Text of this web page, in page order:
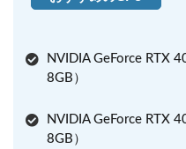
NVIDIA GeForce RTX
8GB）
NVIDIA GeForce RTX
8GB）